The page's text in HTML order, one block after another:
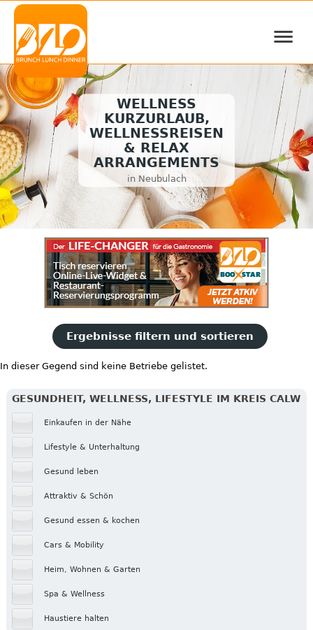
≡
WELLNESS
KURZURLAUB,
WELLNESSREISEN
& RELAX
ARRANGEMENTS
in Neubulach
Ergebnisse filtern und sortieren
In dieser Gegend sind keine Betriebe gelistet.
GESUNDHEIT, WELLNESS, LIFESTYLE IM KREIS CALW
Einkaufen in der Nähe
Lifestyle & Unterhaltung
Gesund leben
Attraktiv & Schön
Gesund essen & kochen
Cars & Mobility
Heim, Wohnen & Garten
Spa & Wellness
Haustiere halten